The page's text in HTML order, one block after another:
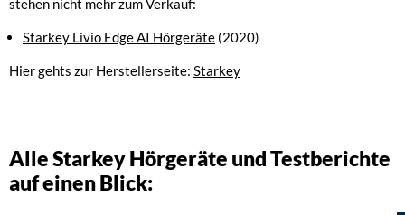
stehen nicht mehr zum Verkauf:
Starkey Livio Edge AI Hörgeräte (2020)
Hier gehts zur Herstellerseite: Starkey
Alle Starkey Hörgeräte und Testberichte
auf einen Blick: